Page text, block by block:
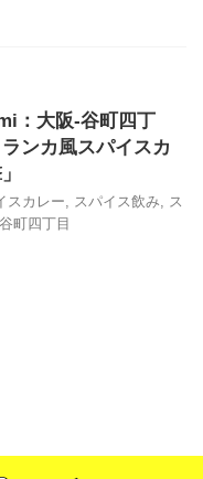
：大阪-谷町四丁
ンカ風スパイスカ
スカレー, スパイス飲み, ス
谷町四丁目